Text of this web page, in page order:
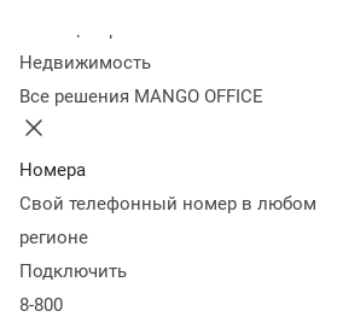
Недвижимость
Все решения MANGO OFFICE
Номера
Свой телефонный номер в любом
регионе
Подключить
8-800
техникой.
https://www.mvideoeldorado.ru/ru/
Cправка о
компании
Описание